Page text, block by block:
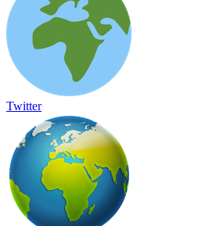
Twitter